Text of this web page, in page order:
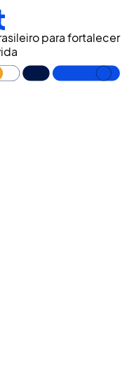
para fortalecer